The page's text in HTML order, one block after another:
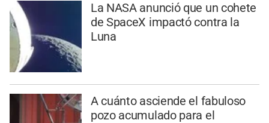
La NASA anunció que un cohete
de SpaceX impactó contra la
Luna
A cuánto asciende el fabuloso
pozo acumulado para el